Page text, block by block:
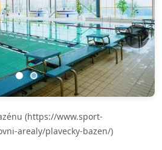
Next
(https://www.sport-
arealy/plavecky-bazen/)